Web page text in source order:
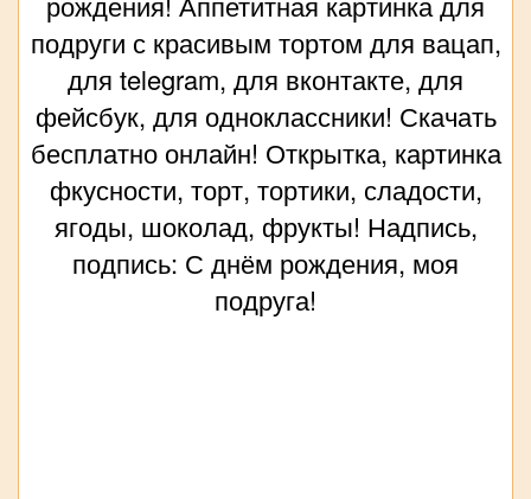
подруги с красивым тортом для вацап,
для telegram, для вконтакте, для
фейсбук, для одноклассники! Скачать
бесплатно онлайн! Открытка, картинка
фкусности, торт, тортики, сладости,
ягоды, шоколад, фрукты! Надпись,
подпись: С днём рождения, моя
подруга!